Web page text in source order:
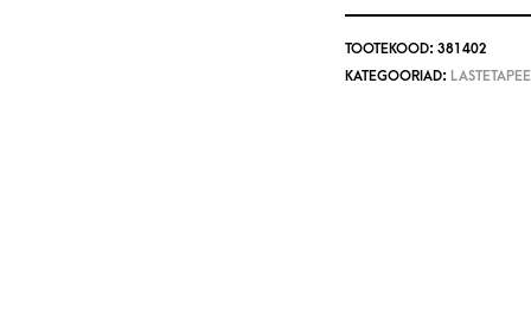
TOOTEKOOD: 381402
KATEGOORIAD: